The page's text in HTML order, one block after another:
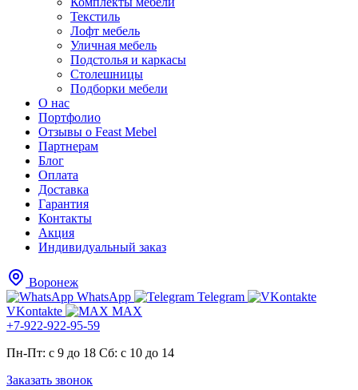
Текстиль
Лофт мебель
Уличная мебель
Подстолья и каркасы
Столешницы
Подборки мебели
О нас
Портфолио
Отзывы о Feast Mebel
Партнерам
Блог
Оплата
Доставка
Гарантия
Контакты
Акция
Индивидуальный заказ
Воронеж
WhatsApp
Telegram
VKontakte
MAX
+7-922-922-95-59
Пн-Пт: с 9 до 18 Cб: с 10 до 14
Заказать звонок